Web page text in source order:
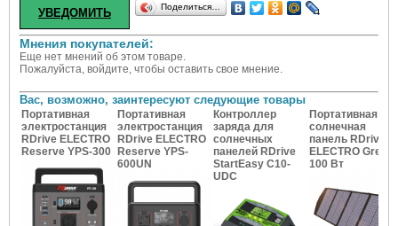
Поделиться…
Мнения покупателей:
Еще нет мнений об этом товаре.
Пожалуйста, войдите, чтобы оставить свое мнение.
Вас, возможно, заинтересуют следующие товары
Портативная
электростанция
RDrive ELECTRO
Reserve YPS-300
Портативная
электростанция
RDrive ELECTRO
Reserve YPS-
600UN
Контроллер
заряда для
солнечных
панелей RDrive
StartEasy C10-
UDC
Портативная
солнечная
панель RDrive
ELECTRO Green
100 Вт